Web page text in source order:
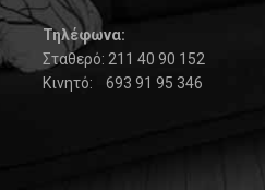
Τηλέφωνα:
Σταθερό: 211 40 90 152
Κινητό: 693 91 95 346